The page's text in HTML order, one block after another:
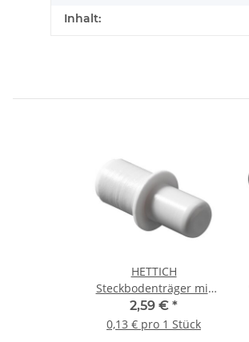
Inhalt:
HETTICH
Steckbodenträger mit
Flansch, 5/6mm, weiß,
20 Stück
2,59 € *
0,13 € pro 1 Stück